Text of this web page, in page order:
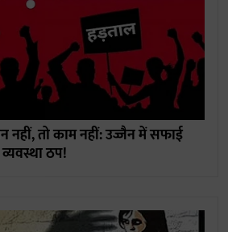
नहीं, तो काम नहीं: उज्जैन में सफाई
ठप!